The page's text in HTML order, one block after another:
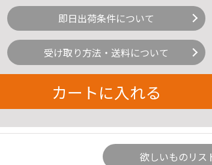
即日出荷条件について
受け取り方法・送料について
カートに入れる
欲しいものリス